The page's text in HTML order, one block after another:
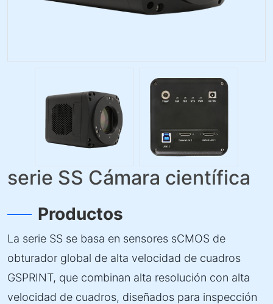
serie SS Cámara científica
Productos
La serie SS se basa en sensores sCMOS de
obturador global de alta velocidad de cuadros
GSPRINT, que combinan alta resolución con alta
velocidad de cuadros, diseñados para inspección